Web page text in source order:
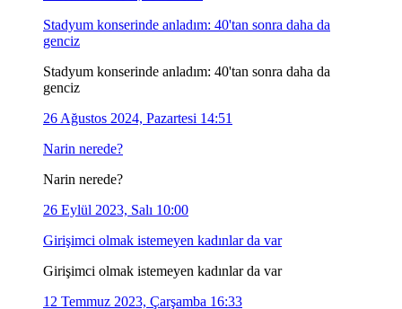
Stadyum konserinde anladım: 40'tan sonra daha da
genciz
Stadyum konserinde anladım: 40'tan sonra daha da
genciz
26 Ağustos 2024, Pazartesi 14:51
Narin nerede?
Narin nerede?
26 Eylül 2023, Salı 10:00
Girişimci olmak istemeyen kadınlar da var
Girişimci olmak istemeyen kadınlar da var
12 Temmuz 2023, Çarşamba 16:33